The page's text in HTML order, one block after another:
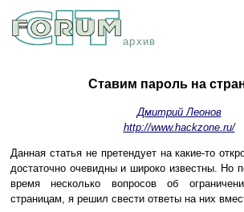
архив
Ставим пароль на
Дмитрий Леонов
http://www.hackzone.ru/
Данная статья не претендует на какие-то
достаточно очевидны и широко известны. Но
время несколько вопросов об
страницам, я решил свести ответы на них